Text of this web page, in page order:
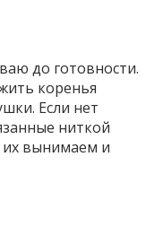
до готовности.
коренья
Если нет
ниткой
их вынимаем и